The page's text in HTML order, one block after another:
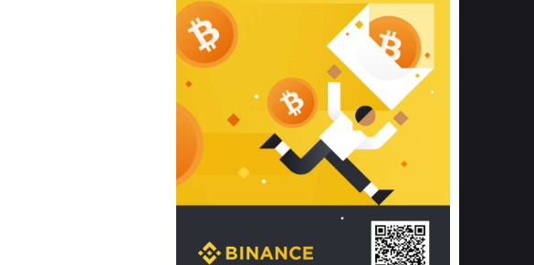
khuẩn và nấm mốc trong điều kiện
thời tiết nóng ẩm. Bạn có thể tìm hiểu
thêm các nghiên cứu khoa học về tác
động của giấc ngủ và môi trường
phòng ngủ đối với sức khỏe con
người tại Sleep Foundation (External
Link) để có cái nhìn toàn diện hơn.
2. Các tiêu chí vàng khi lựa chọn
chăn ga gối đệm cao cấp cho phòng
ngủ
Để sở hữu một bộ chăn ga gối đệm
cao cấp hoàn hảo cả về thẩm mỹ lẫn
công năng, người tiêu dùng cần cân
nhắc kỹ lưỡng các tiêu chí quan trọng